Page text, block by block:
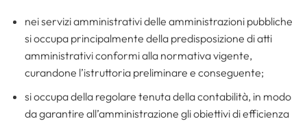
nei servizi amministrativi delle amministrazioni pubbliche
si occupa principalmente della predisposizione di atti
amministrativi conformi alla normativa vigente,
curandone l’istruttoria preliminare e conseguente;
si occupa della regolare tenuta della contabilità, in modo
da garantire all’amministrazione gli obiettivi di efficienza